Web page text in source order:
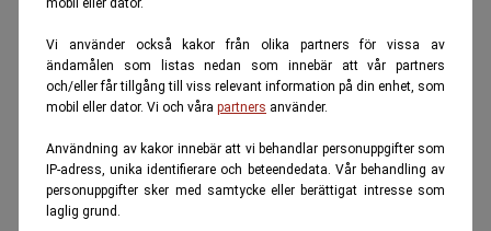
mobil eller dator.
Vi använder också kakor från olika partners för vissa av
ändamålen som listas nedan som innebär att vår partners
och/eller får tillgång till viss relevant information på din enhet, som
mobil eller dator. Vi och våra partners använder.
Användning av kakor innebär att vi behandlar personuppgifter som
IP-adress, unika identifierare och beteendedata. Vår behandling av
personuppgifter sker med samtycke eller berättigat intresse som
laglig grund.